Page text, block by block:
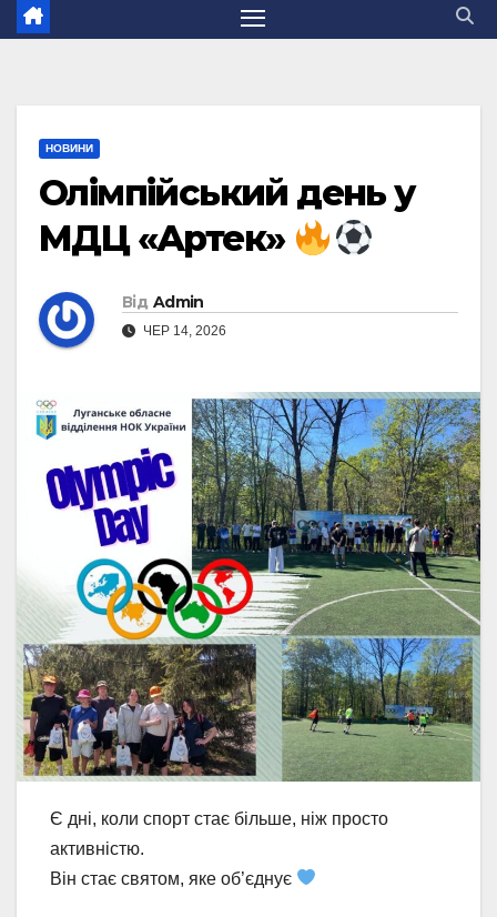
НОВИНИ
Олімпійський день у
МДЦ «Артек»
Від Admin
ЧЕР 14, 2026
Є дні, коли спорт стає більше, ніж просто
активністю.
Він стає святом, яке об’єднує